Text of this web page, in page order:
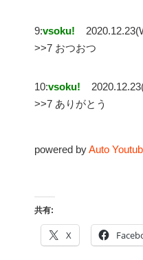
9:vsoku!
>>7 おつおつ
10:vsoku!
>>7 ありがとう
powered byAuto
共有:
X